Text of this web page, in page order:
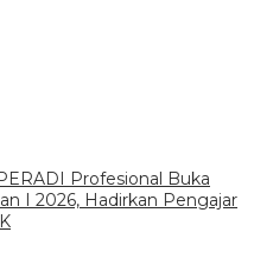
Profesional Buka
I 2026, Hadirkan Pengajar